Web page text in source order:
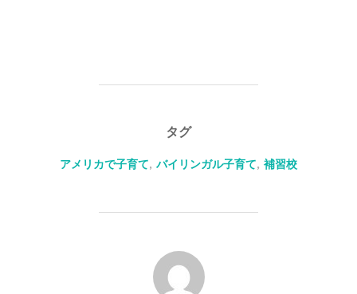
タグ
アメリカで子育て, バイリンガル子育て, 補習校
投稿者